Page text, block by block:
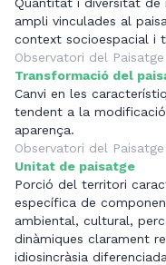
ampli vinculades al
context socioespacial i
Observatori del
Transformació del
Canvi en les
tendent a la
aparença.
Observatori del
Unitat de paisatge
Porció del territori
específica de
ambiental, cultural,
dinàmiques clarament
idiosincràsia